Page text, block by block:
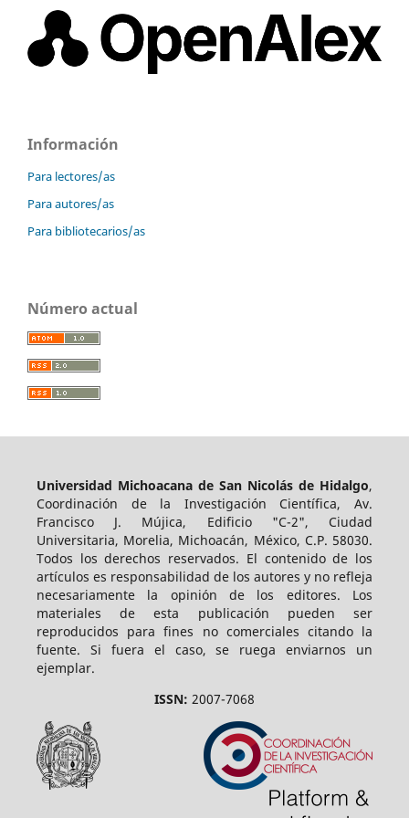
Información
Para lectores/as
Para autores/as
Para bibliotecarios/as
Número actual
Universidad Michoacana de San Nicolás de Hidalgo,
Coordinación de la Investigación Científica, Av.
Francisco J. Mújica, Edificio "C-2", Ciudad
Universitaria, Morelia, Michoacán, México, C.P. 58030.
Todos los derechos reservados. El contenido de los
artículos es responsabilidad de los autores y no refleja
necesariamente la opinión de los editores. Los
materiales de esta publicación pueden ser
reproducidos para fines no comerciales citando la
fuente. Si fuera el caso, se ruega enviarnos un
ejemplar.
ISSN: 2007-7068